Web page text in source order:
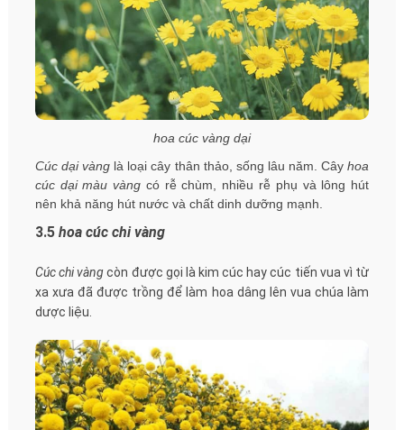
hoa cúc vàng dại
Cúc dại vàng là loại cây thân thảo, sống lâu năm. Câyhoa
cúc dại màu vàng có rễ chùm, nhiều rễ phụ và lông hút
nên khả năng hút nước và chất dinh dưỡng mạnh.
3.5 hoa cúc chi vàng
Cúc chi vàngcòn được gọi là kim cúc hay cúc tiến vua vì từ
xa xưa đã được trồng để làm hoa dâng lên vua chúa làm
dược liệu.